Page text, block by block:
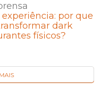
por que
dark
físicos?